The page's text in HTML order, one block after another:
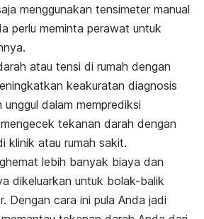
menggunakan tensimeter manual
perlu meminta perawat untuk
atau tensi di rumah dengan
keakuratan diagnosis
dalam memprediksi
tekanan darah dengan
klinik atau rumah sakit.
lebih banyak biaya dan
dikeluarkan untuk bolak-balik
Dengan cara ini pula Anda jadi